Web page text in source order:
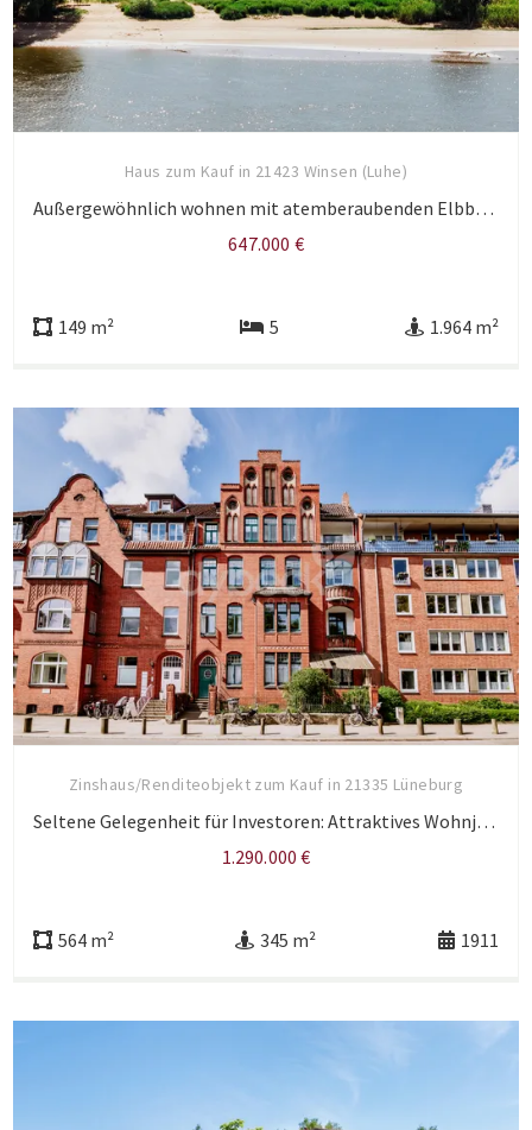
Haus zum Kauf in 21423 Winsen (Luhe)
Außergewöhnlich wohnen mit atemberaubenden Elbblick.
647.000 €
149 m² 5 1.964 m²
Zinshaus/Renditeobjekt zum Kauf in 21335 Lüneburg
Seltene Gelegenheit für Investoren: Attraktives Wohnjuwel in Lüneburg.
1.290.000 €
564 m² 345 m² 1911